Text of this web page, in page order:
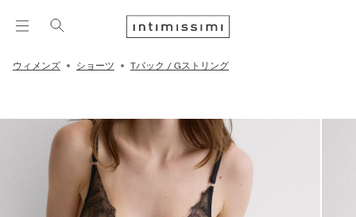
ウィメンズ ショーツ Tバック / Gストリング